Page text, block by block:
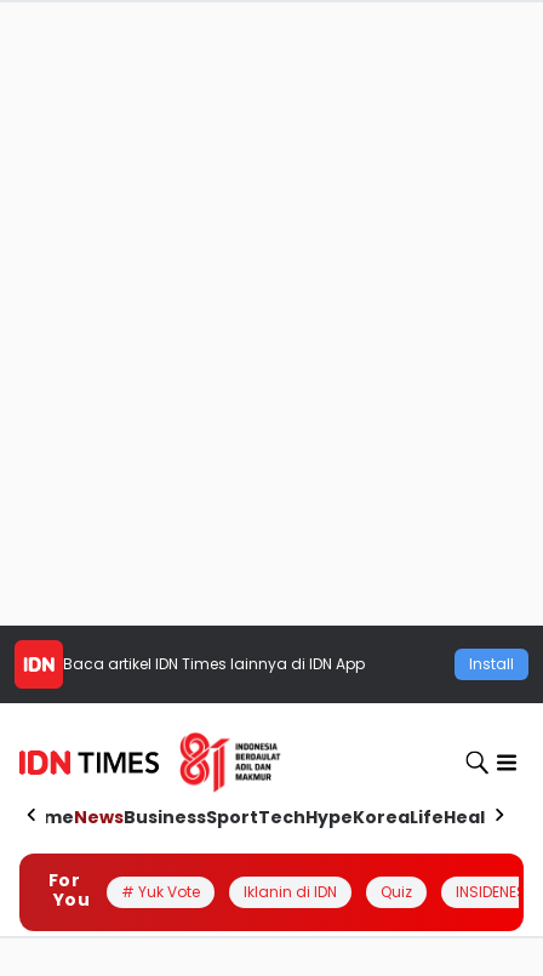
Baca artikel IDN Times lainnya di IDN App Install
HomeNewsBusinessSportTechHypeKoreaLifeHealth
For
You
# Yuk Vote Iklanin di IDN Quiz INSIDENESIA